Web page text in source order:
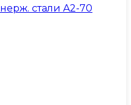
стали A2-70